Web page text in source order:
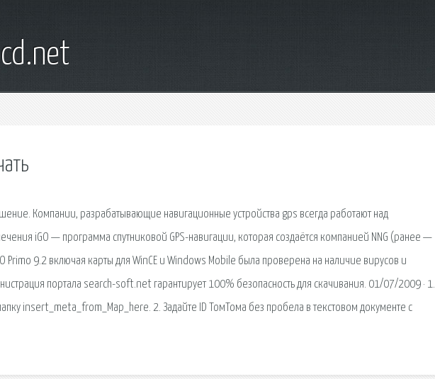
Компании, разрабатывающие навигационные устройства gps всегда работают над
iGO — программа спутниковой GPS-навигации, которая создаётся компанией NNG (ранее —
Primo 9.2 включая карты для WinCE и Windows Mobile была проверена на наличие вирусов и
портала search-soft.net гарантирует 100% безопасность для скачивания. 01/07/2009 · 1.
insert_meta_from_Map_here. 2. Задайте ID ТомТома без пробела в текстовом документе с